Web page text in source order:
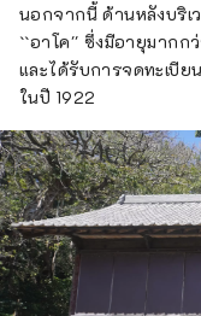
นอกจากนี้ ด้านหลังบริ
``อาโค'' ซึ่งมีอายุมากก
และได้รับการจดทะเบี
ในปี 1922